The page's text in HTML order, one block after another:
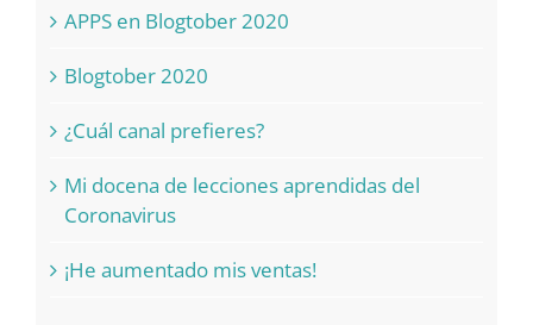
APPS en Blogtober 2020
Blogtober 2020
¿Cuál canal prefieres?
Mi docena de lecciones aprendidas del
Coronavirus
¡He aumentado mis ventas!